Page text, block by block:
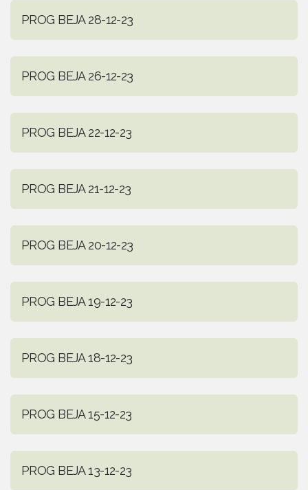
PROG BEJA 28-12-23
PROG BEJA 26-12-23
PROG BEJA 22-12-23
PROG BEJA 21-12-23
PROG BEJA 20-12-23
PROG BEJA 19-12-23
PROG BEJA 18-12-23
PROG BEJA 15-12-23
PROG BEJA 13-12-23